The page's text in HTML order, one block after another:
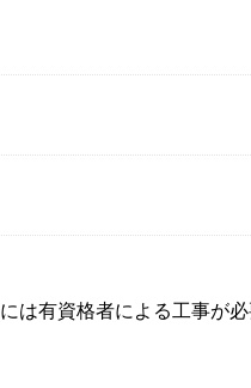
は有資格者による工事が必